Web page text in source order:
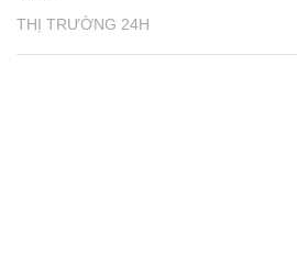
THỊ TRƯỜNG 24H